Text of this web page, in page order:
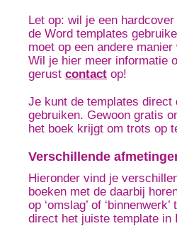
Let op: wil je een
de Word templates
moet op een andere
Wil je hier meer informatie
gerust contact op!
Je kunt de templates direct
gebruiken. Gewoon gratis
het boek krijgt om trots op
Verschillende
Hieronder vind je
boeken met de daarbij
op ‘omslag’ of
direct het juiste template in